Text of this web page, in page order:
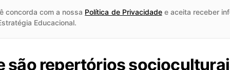
concorda com a nossa Política de Privacidadee aceita receber
Educacional.
são repertórios